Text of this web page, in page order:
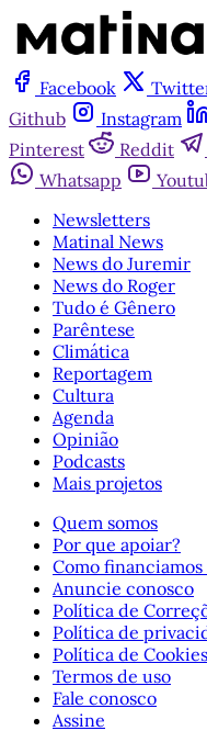
Facebook
Github
Instagram
Pinterest
Reddit
Whatsapp
Newsletters
Matinal News
News do Juremir
News do Roger
Tudo é Gênero
Parêntese
Climática
Reportagem
Cultura
Agenda
Opinião
Podcasts
Mais projetos
Quem somos
Por que apoiar?
Como
Anuncie conosco
Política de
Política de
Política de Cookies
Termos de uso
Fale conosco
Assine